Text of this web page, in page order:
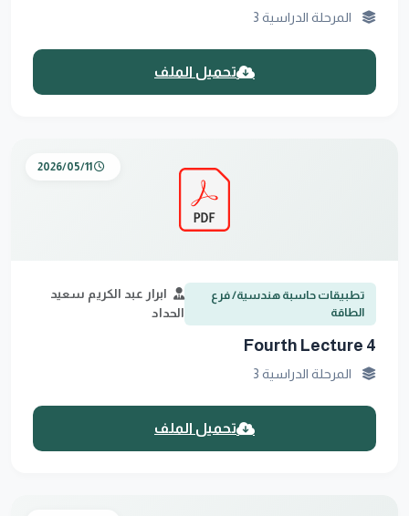
المرحلة الدراسية 3
تحميل الملف
2026/05/11
تطبيقات حاسبة هندسية/ فرع
الطاقة
ابرار عبد الكريم سعيد
الحداد
4 Fourth Lecture
المرحلة الدراسية 3
تحميل الملف